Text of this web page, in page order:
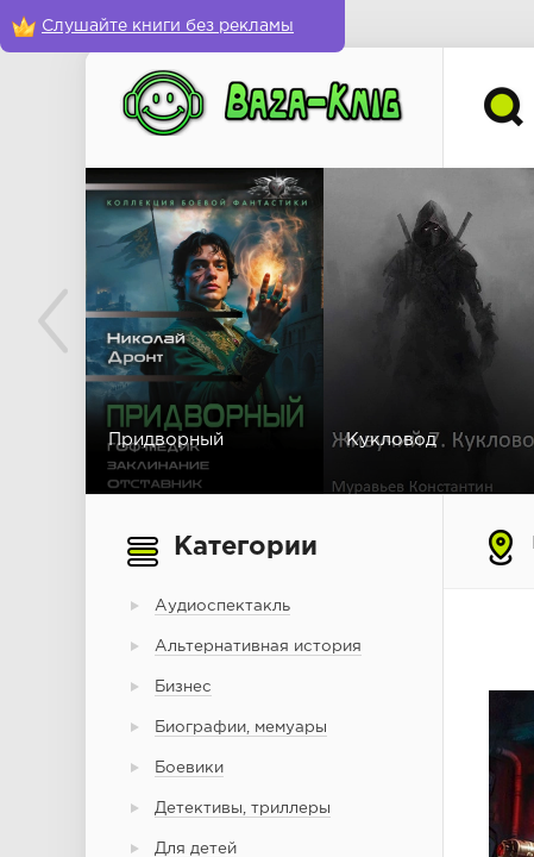
Слушайте книги без рекламы
Придворный Кукловод
Категории
Аудиоспектакль
Альтернативная история
Бизнес
Биографии, мемуары
Боевики
Детективы, триллеры
Для детей